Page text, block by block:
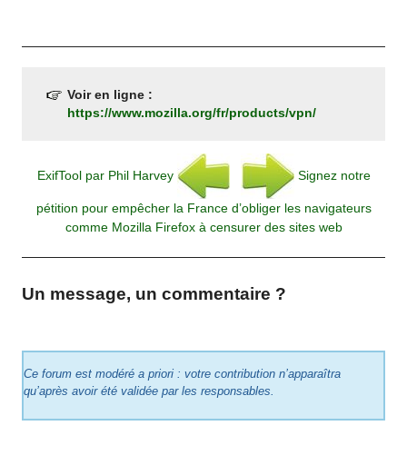
Voir en ligne :
https://www.mozilla.org/fr/products/vpn/
ExifTool par Phil Harvey Signez notre
pétition pour empêcher la France d’obliger les navigateurs
comme Mozilla Firefox à censurer des sites web
Un message, un commentaire ?
Ce forum est modéré a priori : votre contribution n’apparaîtra
qu’après avoir été validée par les responsables.